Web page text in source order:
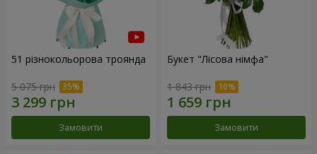
51 різнокольорова троянда
5 075 грн
Замовити
Букет "Лісова німфа"
1 843 грн
Замовити